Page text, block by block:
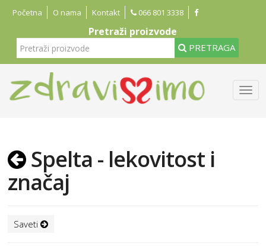
Početna O nama Kontakt 066 801 3338
Pretraži proizvode
PRETRAGA
Spelta - lekovitost i
značaj
Saveti